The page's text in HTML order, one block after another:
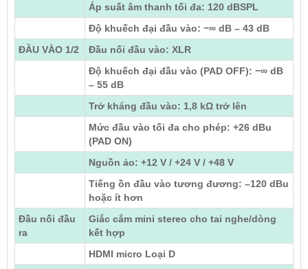
Áp suất âm thanh tối đa: 120 dBSPL
Độ khuếch đại đầu vào: −∞ dB – 43 dB
ĐẦU VÀO 1/2
Đầu nối đầu vào: XLR
Độ khuếch đại đầu vào (PAD OFF): −∞ dB
– 55 dB
Trở kháng đầu vào: 1,8 kΩ trở lên
Mức đầu vào tối đa cho phép: +26 dBu
(PAD ON)
Nguồn ảo: +12 V / +24 V / +48 V
Tiếng ồn đầu vào tương đương: –120 dBu
hoặc ít hơn
Đầu nối đầu
ra
Giắc cắm mini stereo cho tai nghe/dòng
kết hợp
HDMI micro Loại D